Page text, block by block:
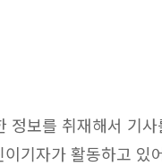
정보를 취재해서 기
기자가 활동하고 있